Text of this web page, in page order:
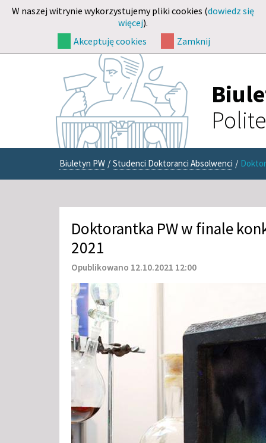
W naszej witrynie wykorzystujemy pliki cookies (dowiedz się
więcej).
Akceptuję cookies
Zamknij
Biuletyn PW / Studenci Doktoranci Absolwenci /
Doktorantka PW w finale
2021
Opublikowano 12.10.2021 12:00